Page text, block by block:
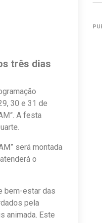
três dias
30 e 31 de
A festa
será montada
o
bem-estar das
pela
animada. Este